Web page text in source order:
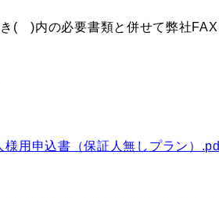
( )内の必要書類と併せて弊社
用申込書（保証人無しプラン）